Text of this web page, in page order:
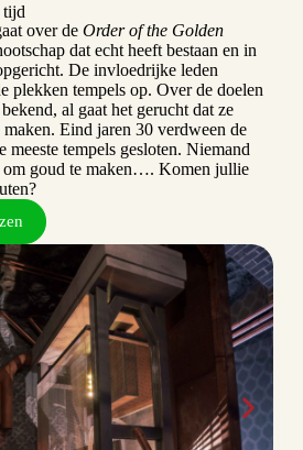
tijd
over de Order of the Golden
dat echt heeft bestaan en in
De invloedrijke leden
plekken tempels op. Over de doelen
al gaat het gerucht dat ze
Eind jaren 30 verdween de
meeste tempels gesloten. Niemand
om goud te maken…. Komen jullie